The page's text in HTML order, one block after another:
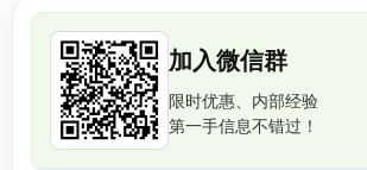
加入微信群
限时优惠、内部经验
第一手信息不错过！